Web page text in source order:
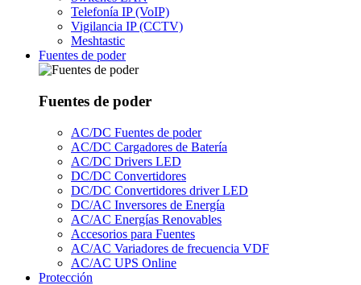
Telefonía IP (VoIP)
Vigilancia IP (CCTV)
Meshtastic
Fuentes de poder
Fuentes de poder
AC/DC Fuentes de poder
AC/DC Cargadores de Batería
AC/DC Drivers LED
DC/DC Convertidores
DC/DC Convertidores driver LED
DC/AC Inversores de Energía
AC/AC Energías Renovables
Accesorios para Fuentes
AC/AC Variadores de frecuencia VDF
AC/AC UPS Online
Protección